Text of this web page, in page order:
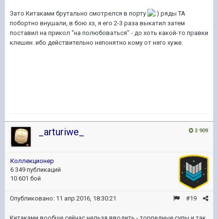
Зато Китаками брутально смотрелся в порту
ряды ТА
побортно внушали, в бою хз, я его 2-3 раза выкатил затем
поставил на прикол "на полюбоваться" - до хоть какой-то правки
клешен. ибо действительно непонятно кому от него хуже.
3 909
_arturiwe_
Коллекционер
6 349 публикаций
10 601 бой
#19
Опубликовано: 11 апр 2016, 18:30:21